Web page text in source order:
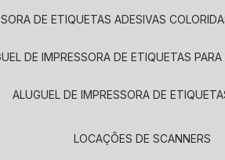
DE ETIQUETAS ADESIVAS
DE IMPRESSORA DE ETIQUETAS
ALUGUEL DE IMPRESSORA DE
LOCAÇÕES DE SCANNERS